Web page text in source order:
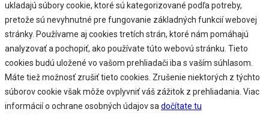
ukladajú súbory cookie, ktoré sú kategorizované podľa potreby,
pretože sú nevyhnutné pre fungovanie základných funkcií webovej
stránky. Používame aj cookies tretích strán, ktoré nám pomáhajú
analyzovať a pochopiť, ako používate túto webovú stránku. Tieto
cookies budú uložené vo vašom prehliadači iba s vaším súhlasom.
Máte tiež možnosť zrušiť tieto cookies. Zrušenie niektorých z týchto
súborov cookie však môže ovplyvniť váš zážitok z prehliadania. Viac
informácií o ochrane osobných údajov sadočítate tu